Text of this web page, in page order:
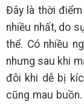
Đây là thời
nhiều nhất, do
thể. Có nhiều
nhưng sau khi
đôi khi dễ bị
cũng mau